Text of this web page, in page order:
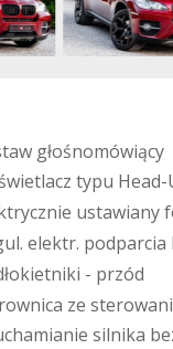
taw głośnomówiący
świetlacz typu Head-
trycznie ustawianyf
ul. elektr. podparcia l
łokietniki - przód
rownica ze sterowani
chamianie silnika be